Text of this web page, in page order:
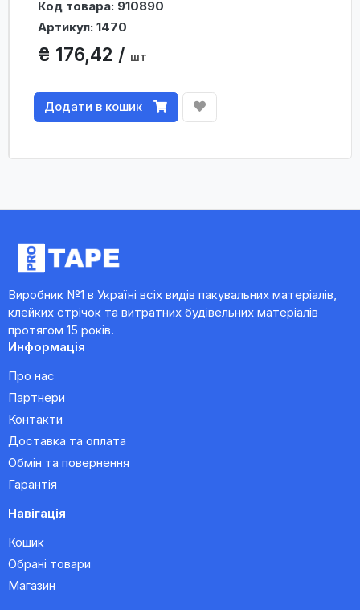
Код товара: 910890
Артикул: 1470
₴ 176,42 / шт
Додати в кошик
Виробник №1 в Україні всіх видів пакувальних матеріалів,
клейких стрічок та витратних будівельних матеріалів
протягом 15 років.
Информація
Про нас
Партнери
Контакти
Доставка та оплата
Обмін та повернення
Гарантія
Навігація
Кошик
Обрані товари
Магазин